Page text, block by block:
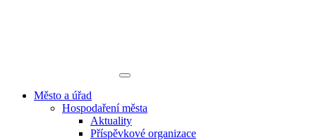
Město a úřad
Hospodaření města
Aktuality
Příspěvkové organizace